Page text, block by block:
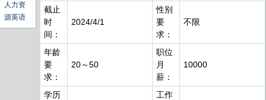
人力资
源英语
截止
时
间：
2024/4/1
性别
要
求：
不限
年龄
要
求：
20～50
职位
月
薪：
10000
学历
工作